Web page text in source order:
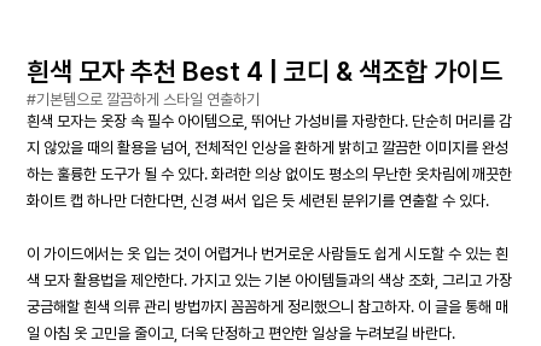
흰색 모자 추천 Best 4 | 코디 & 색조합 가이드
#기본템으로 깔끔하게 스타일 연출하기
흰색 모자는 옷장 속 필수 아이템으로, 뛰어난 가성비를 자랑한다. 단순히 머리를 감
지 않았을 때의 활용을 넘어, 전체적인 인상을 환하게 밝히고 깔끔한 이미지를 완성
하는 훌륭한 도구가 될 수 있다. 화려한 의상 없이도 평소의 무난한 옷차림에 깨끗한
화이트 캡 하나만 더한다면, 신경 써서 입은 듯 세련된 분위기를 연출할 수 있다.
이 가이드에서는 옷 입는 것이 어렵거나 번거로운 사람들도 쉽게 시도할 수 있는 흰
색 모자 활용법을 제안한다. 가지고 있는 기본 아이템들과의 색상 조화, 그리고 가장
궁금해할 흰색 의류 관리 방법까지 꼼꼼하게 정리했으니 참고하자. 이 글을 통해 매
일 아침 옷 고민을 줄이고, 더욱 단정하고 편안한 일상을 누려보길 바란다.